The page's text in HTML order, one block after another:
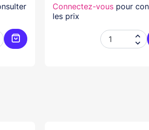
Ajouter au panier
Connectez-vous pour
les prix

